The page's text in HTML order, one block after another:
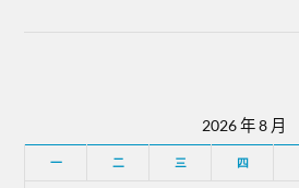
2026 年 8 月
一 二 三 四